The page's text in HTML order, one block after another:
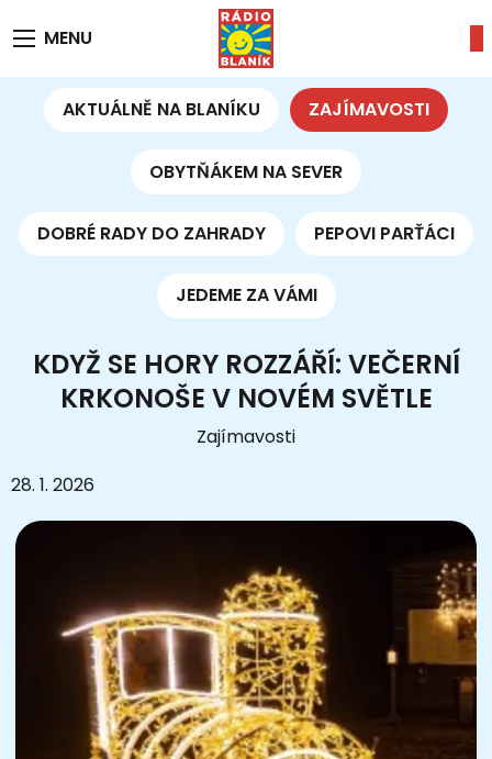
MENU
AKTUÁLNĚ NA BLANÍKU ZAJÍMAVOSTI
OBYTŇÁKEM NA SEVER
DOBRÉ RADY DO ZAHRADY PEPOVI PARŤÁCI
JEDEME ZA VÁMI
KDYŽ SE HORY ROZZÁŘÍ: VEČERNÍ
KRKONOŠE V NOVÉM SVĚTLE
Zajímavosti
28. 1. 2026